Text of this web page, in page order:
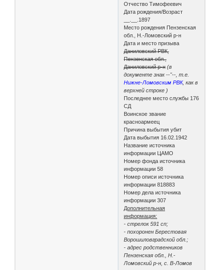
Отчество Тимофеевич
Дата рождения/Возраст
__.__.1897
Место рождения Пензенская
обл., Н.-Ломовский р-н
Дата и место призыва
Даниловский РВК,
Пензенская обл.,
Даниловский р-н (в
документе знак --"--, т.е.
Нижне-Ломовским РВК, как в
верхней строке )
Последнее место службы 176
СД
Воинское звание
красноармеец
Причина выбытия убит
Дата выбытия 16.02.1942
Название источника
информации ЦАМО
Номер фонда источника
информации 58
Номер описи источника
информации 818883
Номер дела источника
информации 307
Дополнительная
информация:
- стрелок 591 сп;
- похоронен Берестовая
Ворошиловградской обл.;
- адрес родственников
Пензенская обл., Н.-
Ломовский р-н, с. В-Ломов